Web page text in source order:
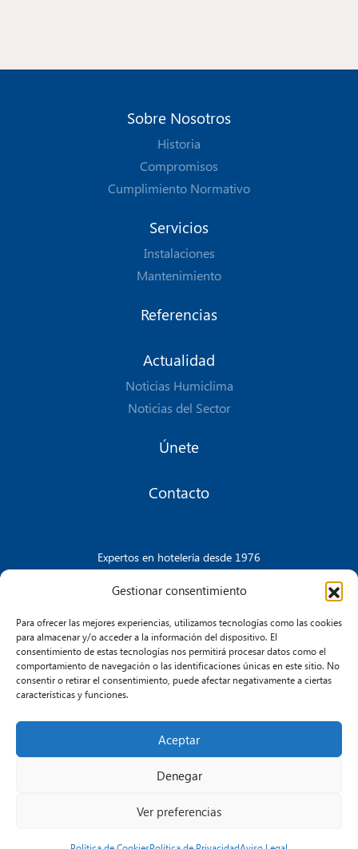
Gestionar consentimiento
Para ofrecer las mejores experiencias, utilizamos tecnologías como las cookies
para almacenar y/o acceder a la información del dispositivo. El
consentimiento de estas tecnologías nos permitirá procesar datos como el
comportamiento de navegación o las identificaciones únicas en este sitio. No
consentir o retirar el consentimiento, puede afectar negativamente a ciertas
características y funciones.
Aceptar
Denegar
Ver preferencias
Sobre Nosotros
Historia
Compromisos
Cumplimiento Normativo
Servicios
Instalaciones
Mantenimiento
Referencias
Actualidad
Noticias Humiclima
Noticias del Sector
Únete
Contacto
Expertos en hotelería desde 1976
CONTACTA CON NOSOTROS